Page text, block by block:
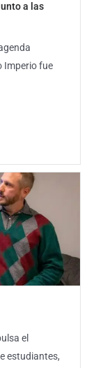
a las
Imperio fue
el
estudiantes,